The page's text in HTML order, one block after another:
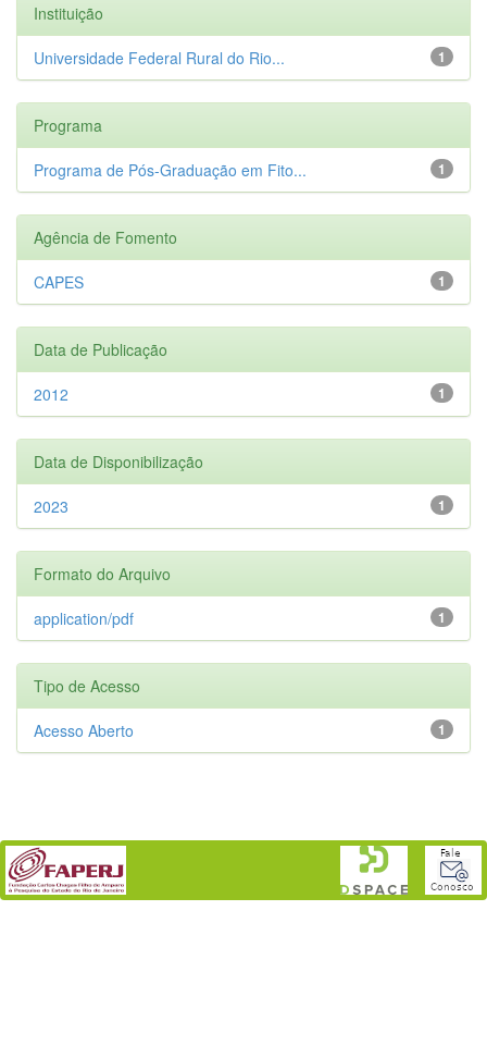
Instituição
1
Universidade Federal Rural do Rio...
Programa
1
Programa de Pós-Graduação em Fito...
Agência de Fomento
1
CAPES
Data de Publicação
1
2012
Data de Disponibilização
1
2023
Formato do Arquivo
1
application/pdf
Tipo de Acesso
1
Acesso Aberto